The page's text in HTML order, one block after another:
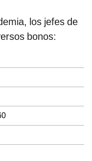
los jefes de
bonos: